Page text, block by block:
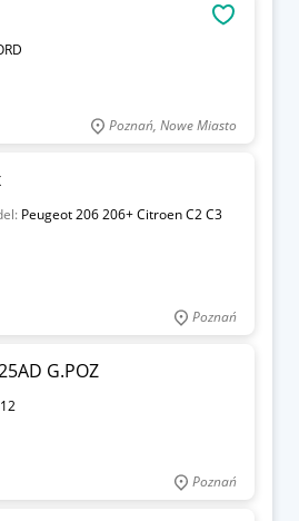
Poznań, Nowe Miasto
Peugeot 206 206+ Citroen C2 C3
Poznań
G.POZ
Poznań